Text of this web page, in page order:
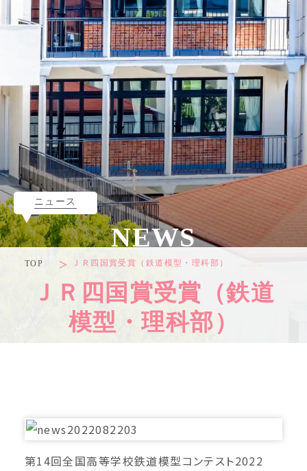
TOP ＪＲ四国賞受賞（鉄道模型・理科部）
ＪＲ四国賞受賞（鉄道
模型・理科部）
NEWS
ニュース
第14回全国高等学校鉄道模型コンテスト2022